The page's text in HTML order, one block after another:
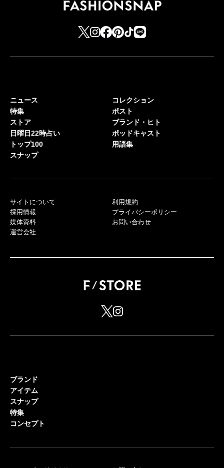
ニュース
特集
ストア
日曜日22時占い
トップ100
スナップ
コレクション
ポスト
ブランド・ヒト
ポッドキャスト
用語集
サイトについて
採用情報
媒体資料
運営会社
利用規約
プライバシーポリシー
お問い合わせ
ブランド
アイテム
スナップ
特集
コンセプト